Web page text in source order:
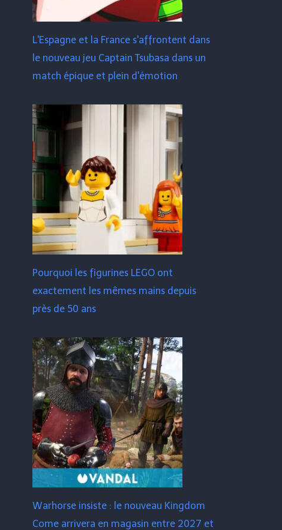
L'Espagne et la France s'affrontent dans
le nouveau jeu Captain Tsubasa dans un
match épique et plein d'émotion
Pourquoi les figurines LEGO ont
exactement les mêmes mains depuis
près de 50 ans
Warhorse insiste : le nouveau Kingdom
Come arrivera en magasin entre 2027 et